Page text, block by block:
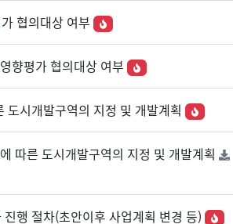
협의대상 여부
향평가 협의대상 여부
시개발구역의 지정 및 개발계획
따른 도시개발구역의 지정 및 개발계획
행 절차(초안이후 사업계획 변경 등)